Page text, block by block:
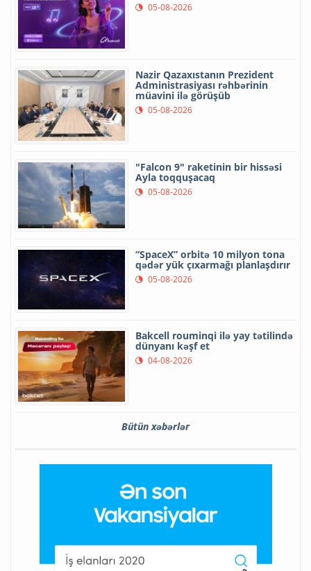
05-08-2026
Nazir Qazaxıstanın Prezident
Administrasiyası rəhbərinin
müavini ilə görüşüb
05-08-2026
"Falcon 9" raketinin bir hissəsi
Ayla toqquşacaq
05-08-2026
“SpaceX” orbitə 10 milyon tona
qədər yük çıxarmağı planlaşdırır
05-08-2026
Bakcell rouminqi ilə yay tətilində
dünyanı kəşf et
04-08-2026
Bütün xəbərlər